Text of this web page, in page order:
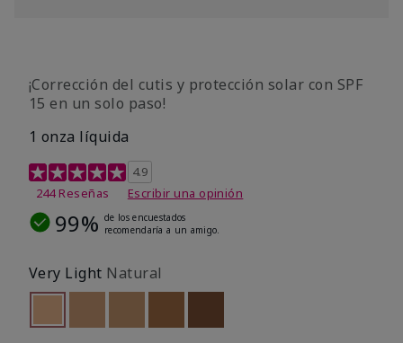
¡Corrección del cutis y protección solar con SPF
15 en un solo paso!
1 onza líquida
Calificación de clientes de 3,7 de 5
4.9
244 Reseñas
Escribir una opinión
99% de los encuestados
recomendaría a un amigo.
Very Light Natural
seleccionado
Out of stock